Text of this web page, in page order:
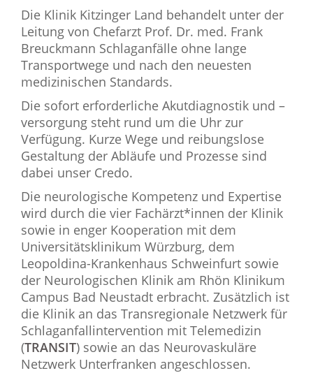
Die Klinik Kitzinger Land behandelt unter der
Leitung von Chefarzt Prof. Dr. med. Frank
Breuckmann Schlaganfälle ohne lange
Transportwege und nach den neuesten
medizinischen Standards.
Die sofort erforderliche Akutdiagnostik und –
versorgung steht rund um die Uhr zur
Verfügung. Kurze Wege und reibungslose
Gestaltung der Abläufe und Prozesse sind
dabei unser Credo.
Die neurologische Kompetenz und Expertise
wird durch die vier Fachärzt*innen der Klinik
sowie in enger Kooperation mit dem
Universitätsklinikum Würzburg, dem
Leopoldina-Krankenhaus Schweinfurt sowie
der Neurologischen Klinik am Rhön Klinikum
Campus Bad Neustadt erbracht. Zusätzlich ist
die Klinik an das Transregionale Netzwerk für
Schlaganfallintervention mit Telemedizin
(TRANSIT) sowie an das Neurovaskuläre
Netzwerk Unterfranken angeschlossen.